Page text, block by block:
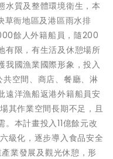
水質及整體環境衛生，本
草衙地區及港區雨水排
餘人外籍船員，隨200
有限，有生活及休憩場所
我國漁業國際形象，投入
空間、商店、餐廳、淋
遠洋漁船返港外籍船員安
其作業空間長期不足，且
本計畫投入11億餘元改
級化，逐步導入食品安全
業發展及觀光休憩，形